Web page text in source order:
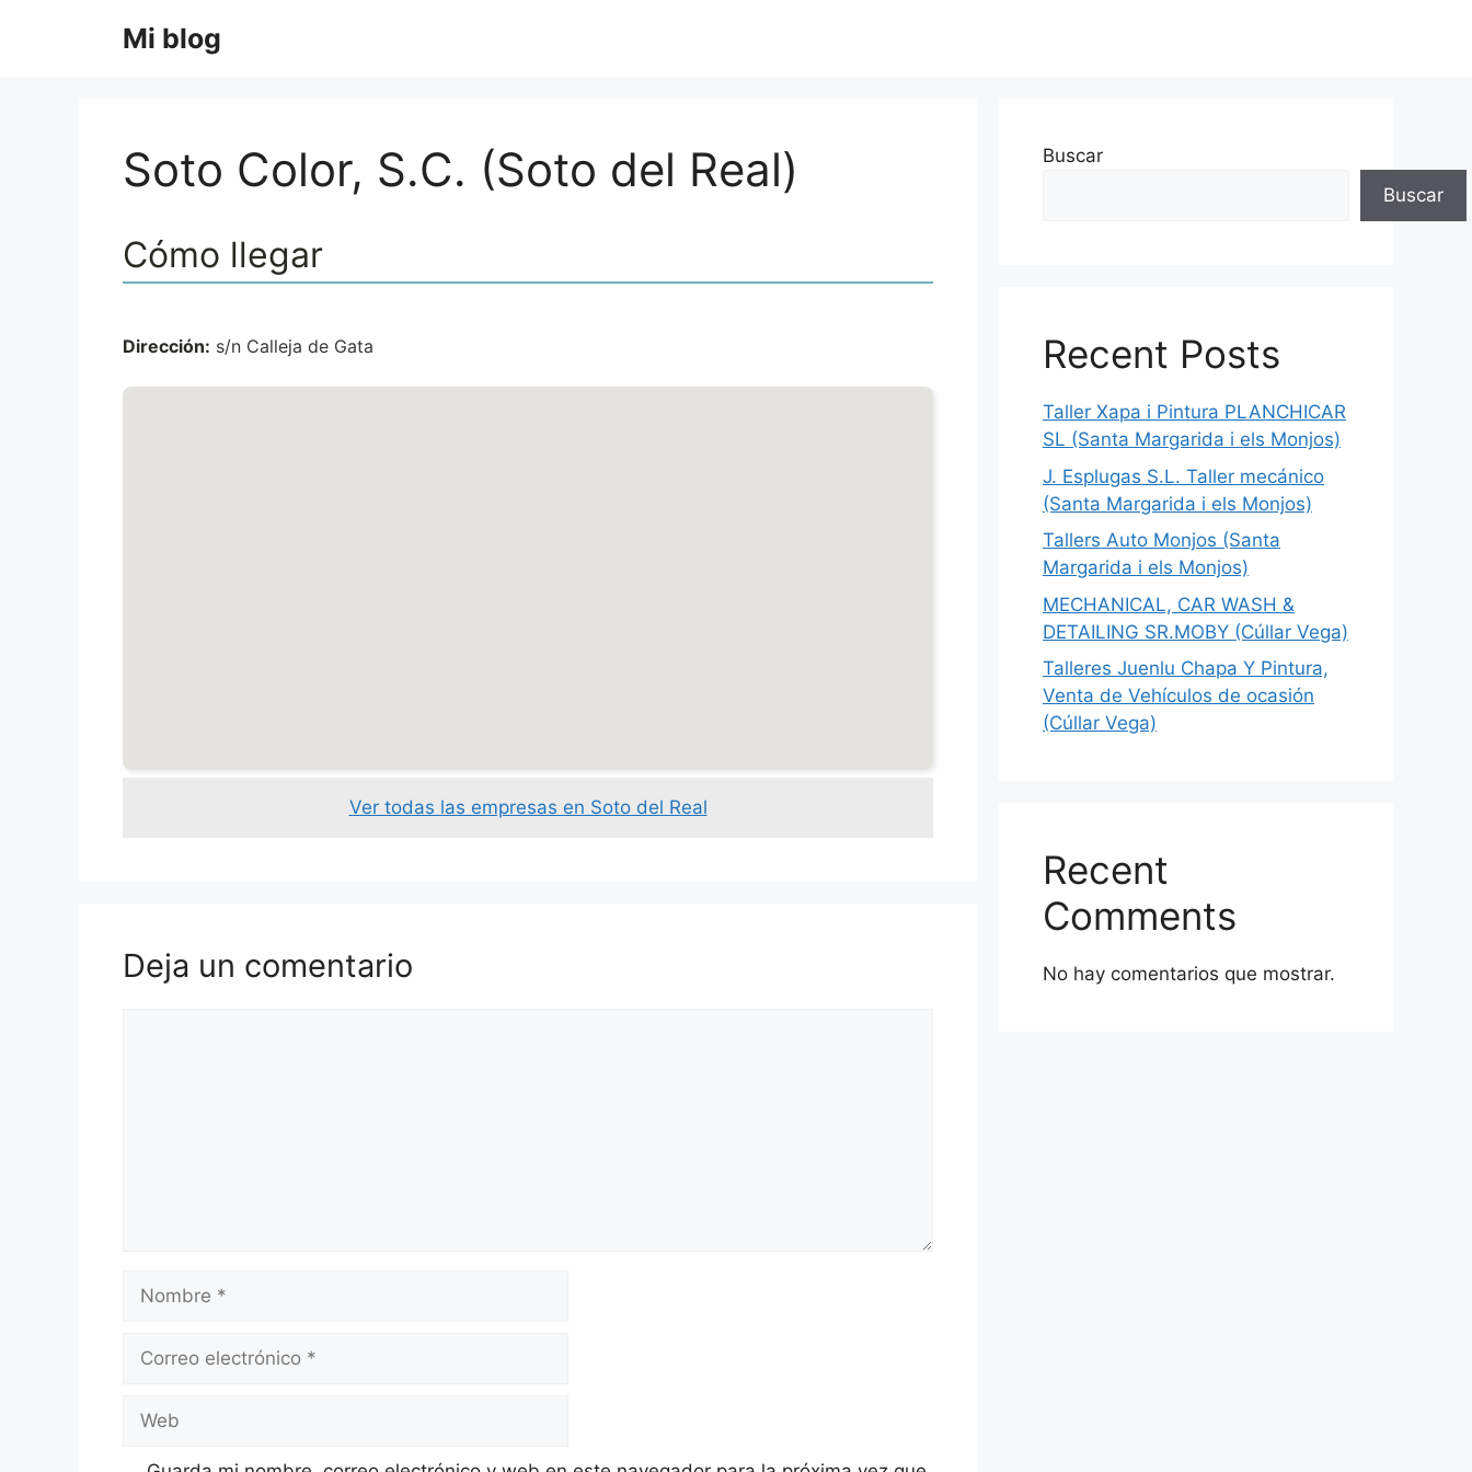
Mi blog
Soto Color, S.C. (Soto del Real)
Cómo llegar
Dirección: s/n Calleja de Gata
Ver todas las empresas en Soto del Real
Deja un comentario
Nombre
Correo
Web
Buscar
Buscar
Recent Posts
Taller Xapa i Pintura PLANCHICAR
SL (Santa Margarida i els Monjos)
J. Esplugas S.L. Taller mecánico
(Santa Margarida i els Monjos)
Tallers Auto Monjos (Santa
Margarida i els Monjos)
MECHANICAL, CAR WASH &
DETAILING SR.MOBY (Cúllar Vega)
Talleres Juenlu Chapa Y Pintura,
Venta de Vehículos de ocasión
(Cúllar Vega)
Recent
Comments
No hay comentarios que mostrar.